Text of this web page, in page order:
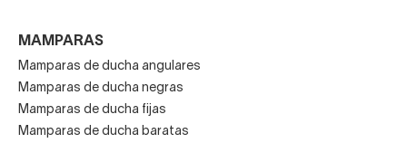
MAMPARAS
Mamparas de ducha angulares
Mamparas de ducha negras
Mamparas de ducha fijas
Mamparas de ducha baratas